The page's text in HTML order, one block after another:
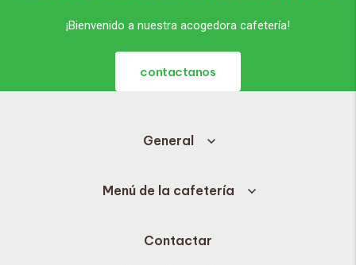
¡Bienvenido a nuestra acogedora cafetería!
contactanos
General
Menú de la cafetería
Contactar